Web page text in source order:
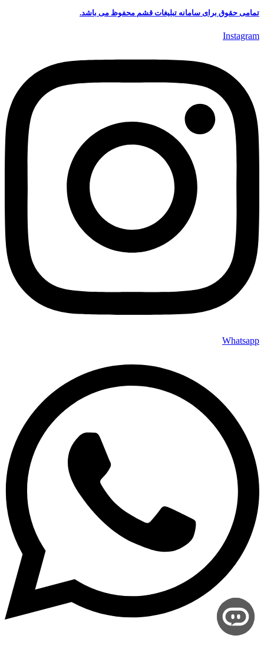
تمامی حقوق برای سامانه تبلیغات قشم محفوظ می باشد.
Instagram
Whatsapp